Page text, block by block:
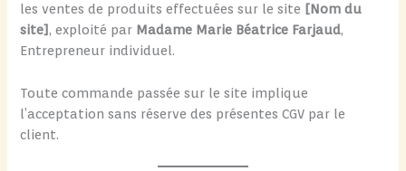
les ventes de produits effectuées sur le site [Nom du
site], exploité par Madame Marie Béatrice Farjaud,
Entrepreneur individuel.
Toute commande passée sur le site implique
l’acceptation sans réserve des présentes CGV par le
client.